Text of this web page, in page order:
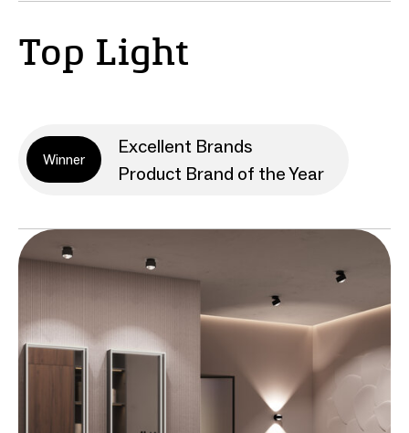
Top Light
Winner
Excellent Brands
Product Brand of the Year